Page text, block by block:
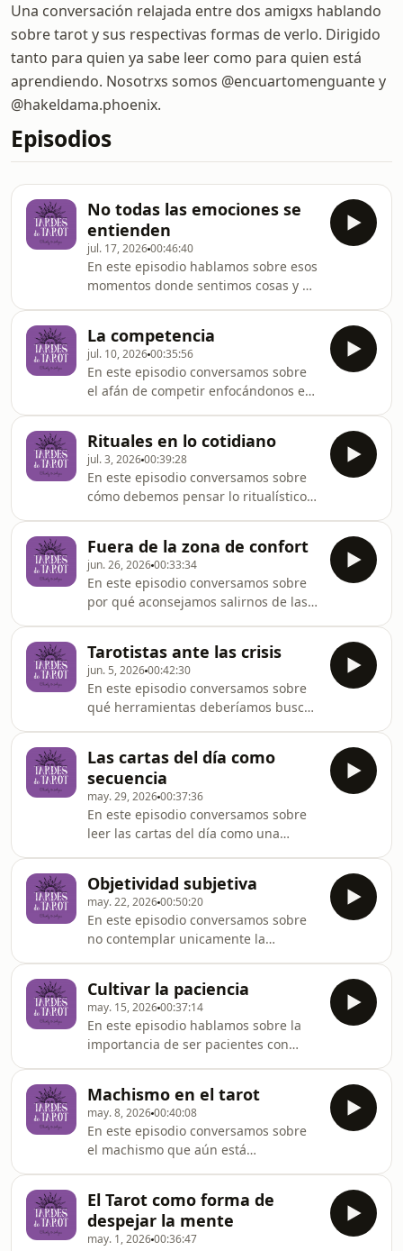
Una conversación relajada entre dos amigxs hablando
sobre tarot y sus respectivas formas de verlo. Dirigido
tanto para quien ya sabe leer como para quien está
aprendiendo. Nosotrxs somos @encuartomenguante y
@hakeldama.phoenix.
Episodios
No todas las emociones se
entienden
jul. 17, 202600:46:40
En este episodio hablamos sobre esos
momentos donde sentimos cosas y no
La competencia
jul. 10, 202600:35:56
En este episodio conversamos sobre
el afán de competir enfocándonos en
Rituales en lo cotidiano
jul. 3, 202600:39:28
En este episodio conversamos sobre
cómo debemos pensar lo ritualístico
Fuera de la zona de confort
jun. 26, 202600:33:34
En este episodio conversamos sobre
por qué aconsejamos salirnos de las
Tarotistas ante las crisis
jun. 5, 202600:42:30
En este episodio conversamos sobre
qué herramientas deberíamos buscar
Las cartas del día como
secuencia
may. 29, 202600:37:36
En este episodio conversamos sobre
leer las cartas del día como una
Objetividad subjetiva
may. 22, 202600:50:20
En este episodio conversamos sobre
no contemplar unicamente la
objetivos. ¿Es posible?
Cultivar la paciencia
may. 15, 202600:37:14
En este episodio hablamos sobre la
importancia de ser pacientes con
ej.
Machismo en el tarot
may. 8, 202600:40:08
En este episodio conversamos sobre
el machismo que aún está
importante seguir debatiendo sobre
esto.
El Tarot como forma de
despejar la mente
may. 1, 202600:36:47